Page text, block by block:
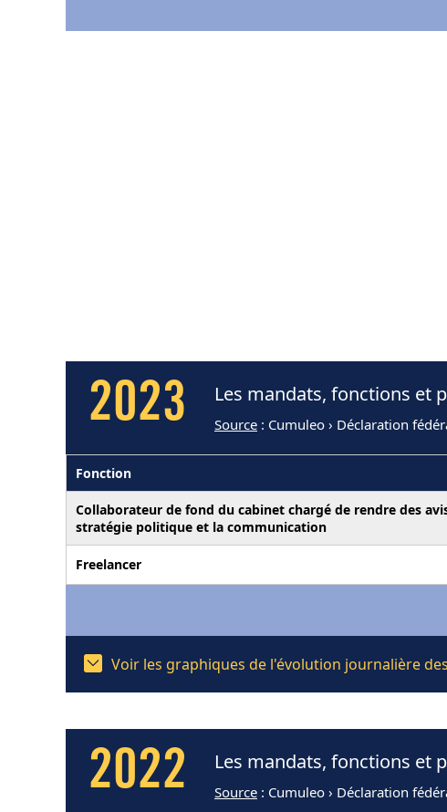
2023 Les mandats, fonctions et
Source : Cumuleo › Déclaration
Fonction
Collaborateur de fond du cabinet chargé de rendre des
stratégie politique et la communication
Freelancer
Voir les graphiques de l'évolution journalière
2022 Les mandats, fonctions et
Source : Cumuleo › Déclaration